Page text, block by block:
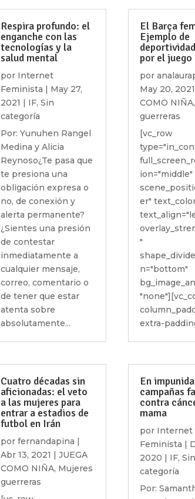
Respira profundo: el
enganche con las
tecnologías y la
salud mental
por Internet
Feminista
May 27,
2021
IF,Sin
categoría
Por: Yunuhen Rangel
Medina y Alicia
Reynoso¿Te pasa que
te presiona una
obligación expresa o
no, de conexión y
alerta permanente?
¿Sientes una presión
de contestar
inmediatamente a
cualquier mensaje,
correo, comentario o
de tener que estar
atenta sobre
absolutamente...
Cuatro décadas sin
aficionadas: el veto
a las mujeres para
entrar a estadios de
futbol en Irán
porfernandapina
Abr 13, 2021
|JUEGA
COMO NIÑA, Mujeres
guerreras
El Barça
Ejemplo de
por el juego
por
May 20, 2021
COMO NIÑA,
guerreras
[vc_row
ion="middle"
er"
"
n="bottom"
extra-
En
campañas
contra
mama
por Internet
Feminista
2020
IF, Sin
categoría
Por: